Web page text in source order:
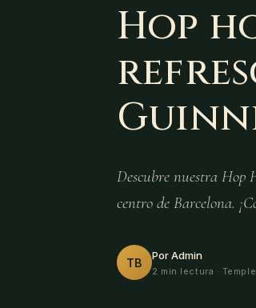
Hop
Descubre nuestra Hop
centro de Barcelona.
TB
Por Admin
2 min lectura ·